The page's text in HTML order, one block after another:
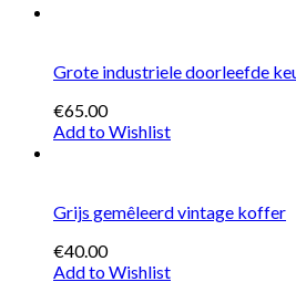
Grote industriele doorleefde
€65.00
Add to Wishlist
Grijs gemêleerd vintage koffer
€40.00
Add to Wishlist